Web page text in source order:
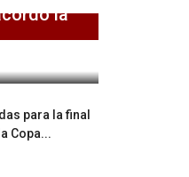
la
para la final
Copa...